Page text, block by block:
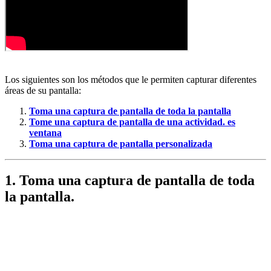
Los siguientes son los métodos que le permiten capturar diferentes
áreas de su pantalla:
Toma una captura de pantalla de toda la pantalla
Tome una captura de pantalla de una actividad. es
ventana
Toma una captura de pantalla personalizada
1. Toma una captura de pantalla de toda
la pantalla.